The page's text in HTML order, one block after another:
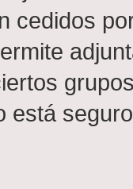
cedidos
está